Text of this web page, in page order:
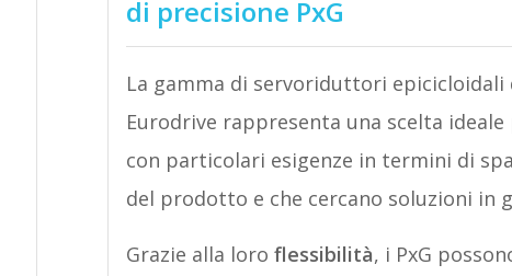
di precisione PxG
La gamma di servoriduttori epicicloidali
Eurodrive rappresenta una scelta
con particolari esigenze in termini di
del prodotto e che cercano soluzioni in
Grazie alla loro flessibilità, i PxG